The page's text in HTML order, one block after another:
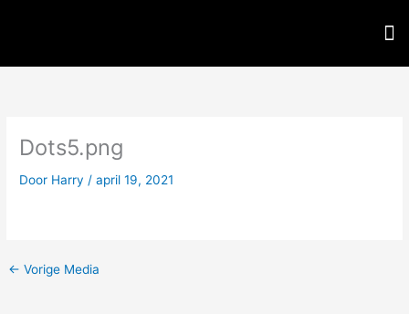
inhoud
Dots5.png
Door Harry /april 19, 2021
← Vorige Media